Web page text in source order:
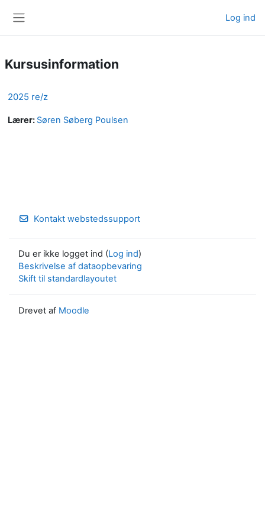
Log ind
Kursusinformation
2025 re/z
Lærer: Søren Søberg Poulsen
Kontakt webstedssupport
Du er ikke logget ind (Log ind)
Beskrivelse af dataopbevaring
Skift til standardlayoutet
Drevet af Moodle